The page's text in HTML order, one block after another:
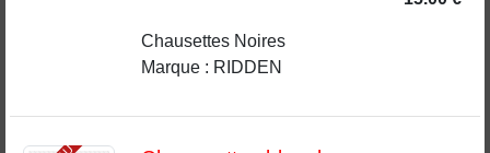
Chausettes Noires
Marque : RIDDEN